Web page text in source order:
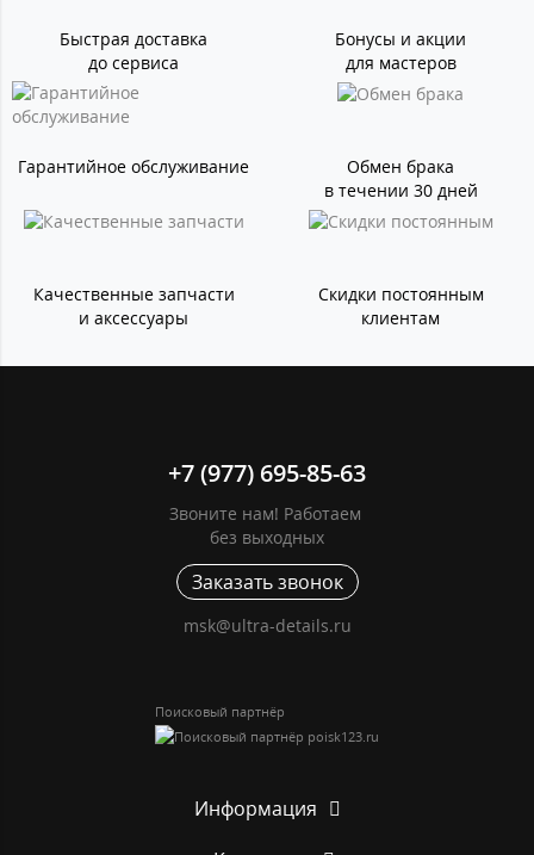
Быстрая доставка
до сервиса
Бонусы и акции
для мастеров
Гарантийное обслуживание
Обмен брака
в течении 30 дней
Качественные запчасти
и аксессуары
Скидки постоянным
клиентам
+7 (977) 695-85-63
Звоните нам! Работаем
без выходных
Заказать звонок
msk@ultra-details.ru
Поисковый партнёр
Информация